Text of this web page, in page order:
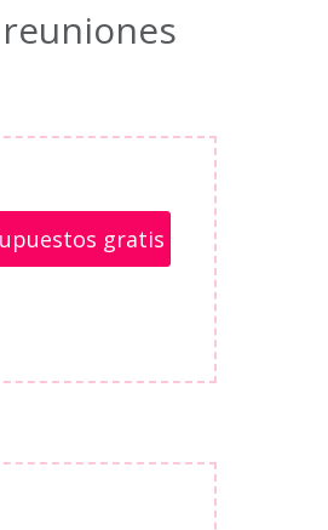
gratis